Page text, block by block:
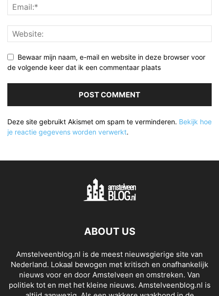
Bewaar mijn naam, e-mail en website in deze browser voor
de volgende keer dat ik een commentaar plaats
Deze site gebruikt Akismet om spam te verminderen. Bekijk hoe
je reactie gegevens worden verwerkt.
ABOUT US
Amstelveenblog.nl is de meest nieuwsgierige site van
Nederland. Lokaal bewogen met kritisch en onafhankelijk
nieuws voor en door Amstelveen en omstreken. Van
politiek tot en met het kleine nieuws. Amstelveenblog.nl is